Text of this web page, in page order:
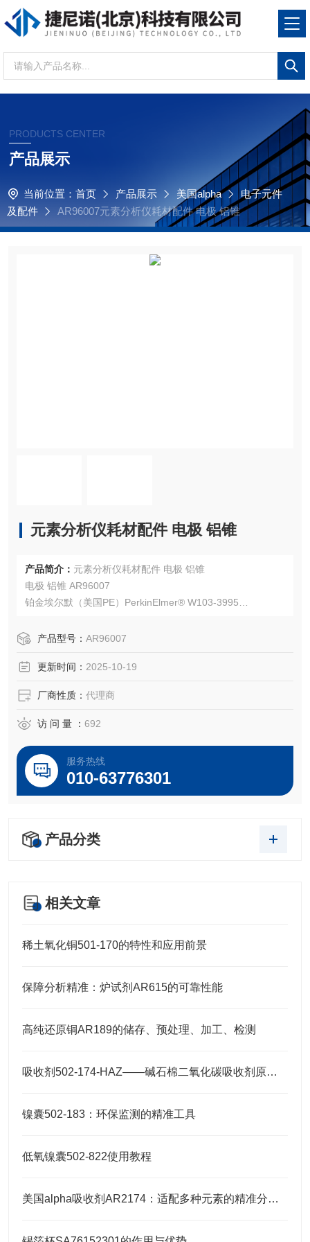
PRODUCTS CENTER
产品展示
当前位置： 首页 产品展示 美国alpha
电子元件
及配件
AR96007元素分析仪耗材配件 电极 铝锥
元素分析仪耗材配件 电极 铝锥
产品简介： 元素分析仪耗材配件 电极 铝锥
电极 铝锥 AR96007
铂金埃尔默（美国PE）PerkinElmer® W103-3995
OEM厂商；我们提供的所有产品都是高质量高性价的，适用
产品型号： AR96007
更新时间： 2025-10-19
厂商性质： 代理商
访 问 量 ： 692
服务热线
010-63776301
产品分类
相关文章
稀土氧化铜501-170的特性和应用前景
保障分析精准：炉试剂AR615的可靠性能
高纯还原铜AR189的储存、预处理、加工、检测
吸收剂502-174-HAZ——碱石棉二氧化碳吸收剂原理与元素分析及气体净化应用
镍囊502-183：环保监测的精准工具
低氧镍囊502-822使用教程
美国alpha吸收剂AR2174：适配多种元素的精准分析需求